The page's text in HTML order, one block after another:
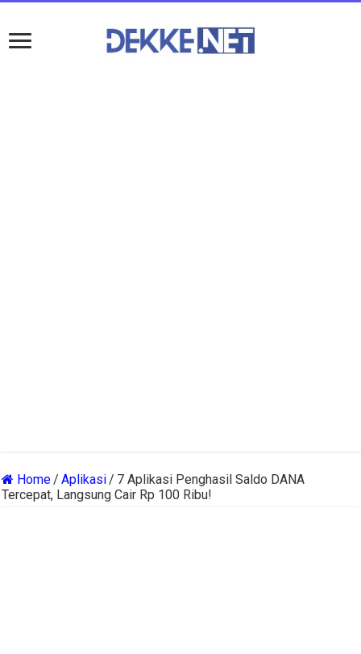
Home/ Aplikasi/ 7 Aplikasi Penghasil Saldo DANA
Tercepat, Langsung Cair Rp 100 Ribu!